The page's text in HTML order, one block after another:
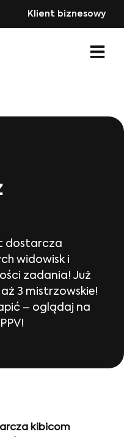
Klient biznesowy
dostarcza
widowisk i
zadania! Już
3 mistrzowskie!
– oglądaj na
kibicom